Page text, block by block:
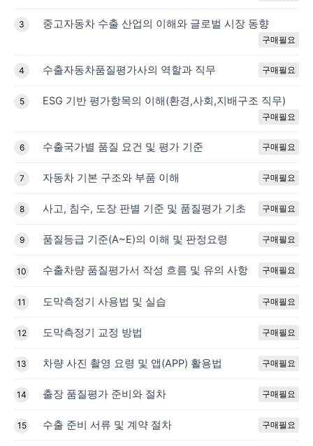
3 중고자동차 수출 산업의 이해와 글로벌 시장 동향
구매필요
4 수출자동차품질평가사의 역할과 직무 구매필요
5 ESG 기반 평가항목의 이해(환경,사회,지배구조 직무)
구매필요
6 수출국가별 품질 요건 및 평가 기준 구매필요
7 자동차 기본 구조와 부품 이해 구매필요
8 사고, 침수, 도장 판별 기준 및 품질평가 기초 구매필요
9 품질등급 기준(A~E)의 이해 및 판정요령 구매필요
10 수출차량 품질평가서 작성 흐름 및 유의 사항 구매필요
11 도막측정기 사용법 및 실습 구매필요
12 도막측정기 교정 방법 구매필요
13 차량 사진 촬영 요령 및 앱(APP) 활용법 구매필요
14 출장 품질평가 준비와 절차 구매필요
15 수출 준비 서류 및 계약 절차 구매필요